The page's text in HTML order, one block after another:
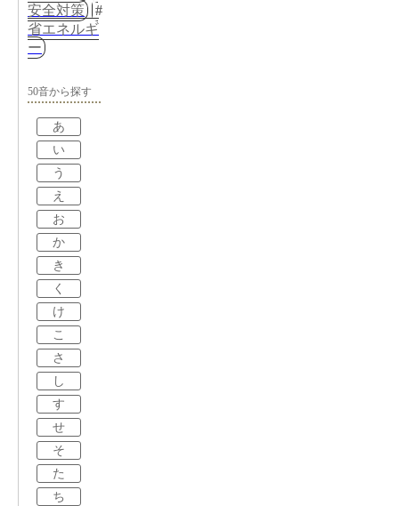
安全対策
省エネルギ
ー
50音から探す
あ
い
う
え
お
か
き
く
け
こ
さ
し
す
せ
そ
た
ち